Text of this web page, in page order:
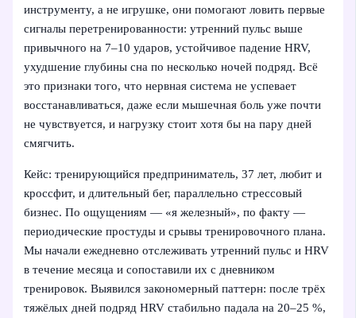
инструменту, а не игрушке, они помогают ловить первые
сигналы перетренированности: утренний пульс выше
привычного на 7–10 ударов, устойчивое падение HRV,
ухудшение глубины сна по несколько ночей подряд. Всё
это признаки того, что нервная система не успевает
восстанавливаться, даже если мышечная боль уже почти
не чувствуется, и нагрузку стоит хотя бы на пару дней
смягчить.
Кейс: тренирующийся предприниматель, 37 лет, любит и
кроссфит, и длительный бег, параллельно стрессовый
бизнес. По ощущениям — «я железный», по факту —
периодические простуды и срывы тренировочного плана.
Мы начали ежедневно отслеживать утренний пульс и HRV
в течение месяца и сопоставили их с дневником
тренировок. Выявился закономерный паттерн: после трёх
тяжёлых дней подряд HRV стабильно падала на 20–25 %,